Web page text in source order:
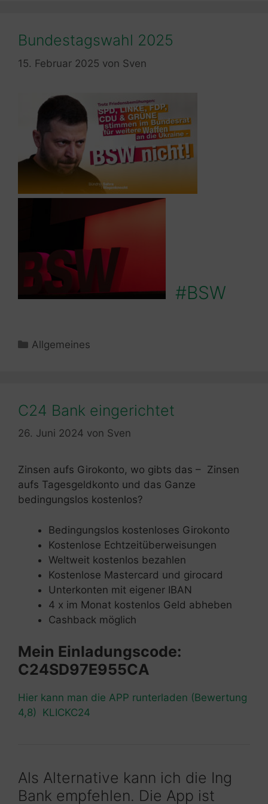
Bundestagswahl 2025
15. Februar 2025 von Sven
#BSW
Kategorien
Allgemeines
C24 Bank eingerichtet
26. Juni 2024 von Sven
Zinsen aufs Girokonto, wo gibts das – Zinsen
aufs Tagesgeldkonto und das Ganze
bedingungslos kostenlos?
Bedingungslos kostenloses Girokonto
Kostenlose Echtzeitüberweisungen
Weltweit kostenlos bezahlen
Kostenlose Mastercard und girocard
Unterkonten mit eigener IBAN
4 x im Monat kostenlos Geld abheben
Cashback möglich
Mein Einladungscode:
C24SD97E955CA
Hier kann man die APP runterladen (Bewertung
4,8) KLICKC24
Als Alternative kann ich die Ing
Bank empfehlen. Die App ist